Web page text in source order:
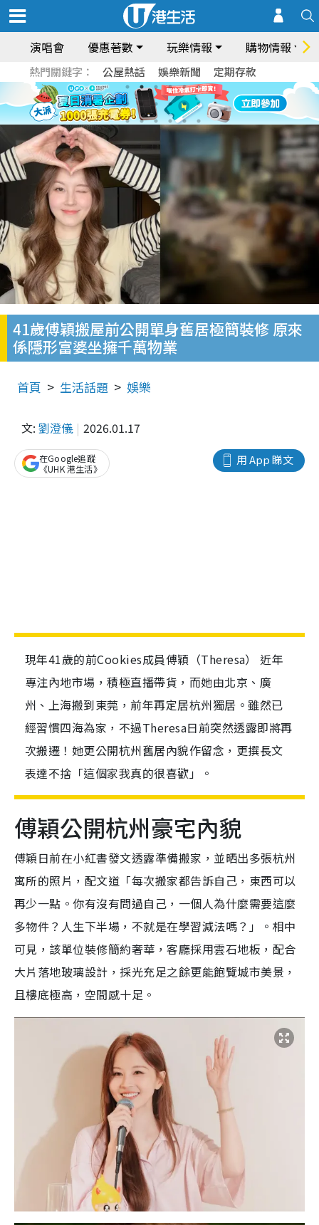
演唱會 優惠著數 玩樂情報 購物情報
熱門關鍵字： 公屋熱話 娛樂新聞 定期存款
41歲傅穎搬屋前公開單身舊居極簡裝修 原來
係隱形富婆坐擁千萬物業
首頁 生活話題 娛樂
文: 劉澄儀 2026.01.17
用 App 睇文
在Google追蹤
《UHK 港生活》
現年41歲的前Cookies成員傅穎（Theresa） 近年
專注內地市場，積極直播帶貨，而她由北京、廣
州、上海搬到東莞，前年再定居杭州獨居。雖然已
經習慣四海為家，不過Theresa日前突然透露即將再
次搬遷！她更公開杭州舊居內貌作留念，更撰長文
表達不捨「這個家我真的很喜歡」。
傅穎公開杭州豪宅內貌
傅穎日前在小紅書發文透露準備搬家，並晒出多張杭州
寓所的照片，配文道「每次搬家都告訴自己，東西可以
再少一點。你有沒有問過自己，一個人為什麼需要這麼
多物件？人生下半場，不就是在學習減法嗎？」。相中
可見，該單位裝修簡約奢華，客廳採用雲石地板，配合
大片落地玻璃設計，採光充足之餘更能飽覽城市美景，
且樓底極高，空間感十足。